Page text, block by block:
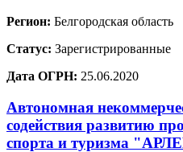
Регион: Белгородская область
Статус: Зарегистрированные
Дата ОГРН: 25.06.2020
Автономная
содействия развитию
спорта и туризма